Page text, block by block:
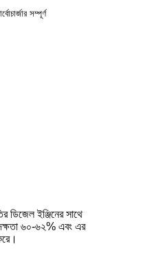
সম্পূর্ণ
ডিজেল ইঞ্জিনের সাথে
দক্ষতা ৬০-৬২% এবং এর